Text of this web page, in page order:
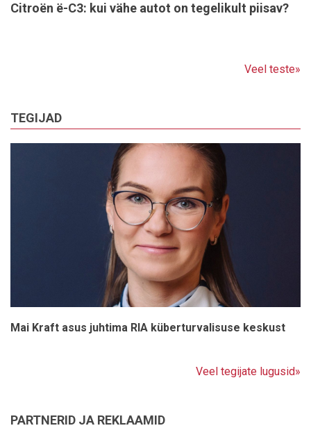
Citroën ë-C3: kui vähe autot on tegelikult piisav?
Veel teste»
TEGIJAD
Mai Kraft asus juhtima RIA küberturvalisuse keskust
Veel tegijate lugusid»
PARTNERID JA REKLAAMID